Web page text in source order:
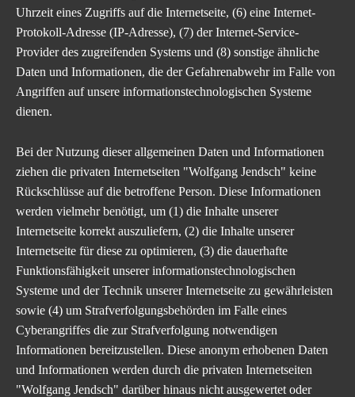
Uhrzeit eines Zugriffs auf die Internetseite, (6) eine Internet-
Protokoll-Adresse (IP-Adresse), (7) der Internet-Service-
Provider des zugreifenden Systems und (8) sonstige ähnliche
Daten und Informationen, die der Gefahrenabwehr im Falle von
Angriffen auf unsere informationstechnologischen Systeme
dienen.
Bei der Nutzung dieser allgemeinen Daten und Informationen
ziehen die privaten Internetseiten "Wolfgang Jendsch" keine
Rückschlüsse auf die betroffene Person. Diese Informationen
werden vielmehr benötigt, um (1) die Inhalte unserer
Internetseite korrekt auszuliefern, (2) die Inhalte unserer
Internetseite für diese zu optimieren, (3) die dauerhafte
Funktionsfähigkeit unserer informationstechnologischen
Systeme und der Technik unserer Internetseite zu gewährleisten
sowie (4) um Strafverfolgungsbehörden im Falle eines
Cyberangriffes die zur Strafverfolgung notwendigen
Informationen bereitzustellen. Diese anonym erhobenen Daten
und Informationen werden durch die privaten Internetseiten
"Wolfgang Jendsch" darüber hinaus nicht ausgewertet oder